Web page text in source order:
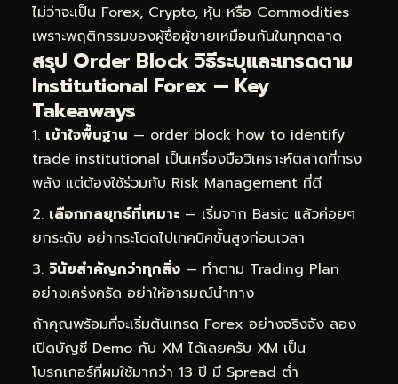
ไม่ว่าจะเป็น Forex, Crypto, หุ้น หรือ Commodities
เพราะพฤติกรรมของผู้ซื้อผู้ขายเหมือนกันในทุกตลาด
สรุป Order Block วิธีระบุและเทรดตาม
Institutional Forex — Key
Takeaways
เข้าใจพื้นฐาน — order block how to identify
trade institutional เป็นเครื่องมือวิเคราะห์ตลาดที่ทรง
พลัง แต่ต้องใช้ร่วมกับ Risk Management ที่ดี
เลือกกลยุทธ์ที่เหมาะ — เริ่มจาก Basic แล้วค่อยๆ
ยกระดับ อย่ากระโดดไปเทคนิคขั้นสูงก่อนเวลา
วินัยสำคัญกว่าทุกสิ่ง — ทำตาม Trading Plan
อย่างเคร่งครัด อย่าให้อารมณ์นำทาง
ถ้าคุณพร้อมที่จะเริ่มต้นเทรด Forex อย่างจริงจัง ลอง
เปิดบัญชี Demo กับ XM ได้เลยครับ XM เป็น
โบรกเกอร์ที่ผมใช้มากว่า 13 ปี มี Spread ต่ำ